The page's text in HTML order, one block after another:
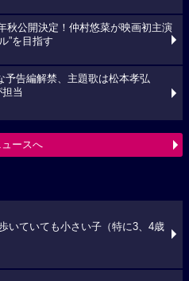
秋公開決定！仲村悠菜が映画初主演
”を目指す
予告編解禁、主題歌は松本孝弘
担当
ースへ
いていても小さい子（特に3、4歳